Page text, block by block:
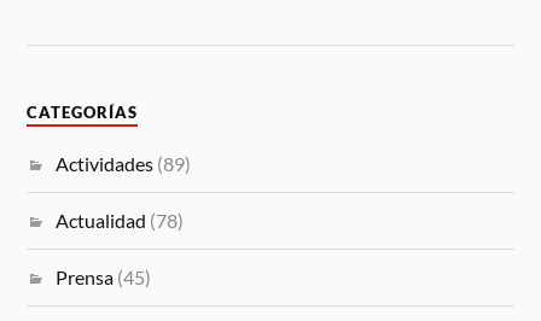
CATEGORÍAS
Actividades (89)
Actualidad (78)
Prensa (45)